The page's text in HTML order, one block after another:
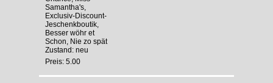
Samantha's,
Exclusiv-Discount-
Jeschenkboutik,
Besser wöhr et
Schon, Nie zo spät
Zustand: neu
Preis: 5.00